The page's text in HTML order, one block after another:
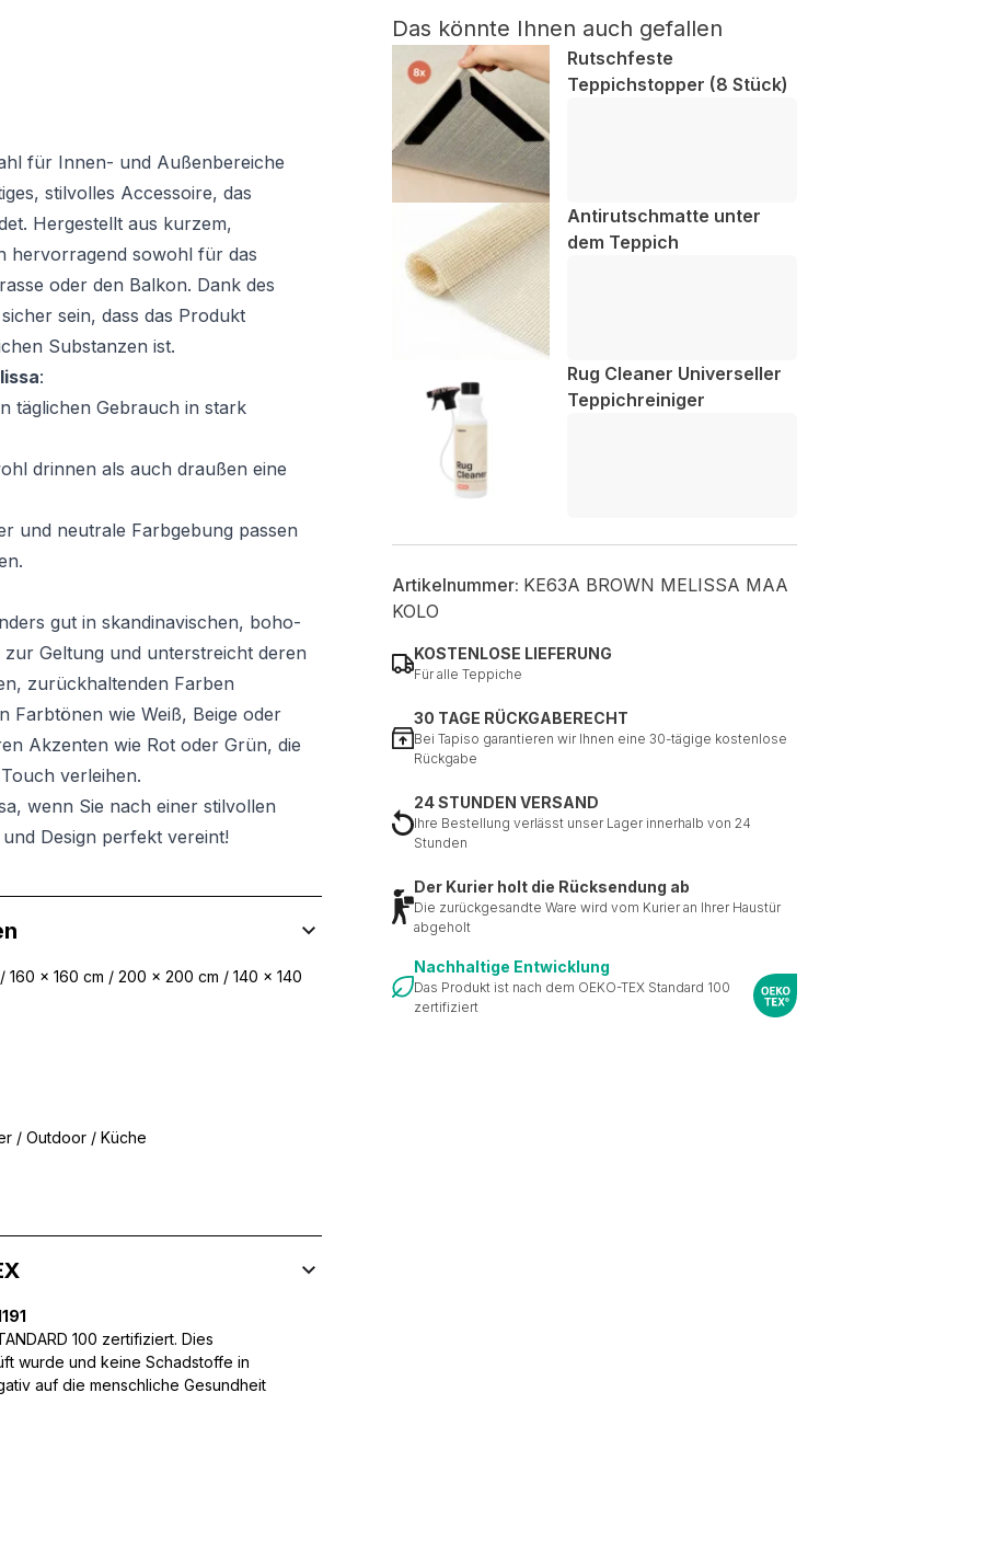
für Innen- und Außenbereiche
stilvolles Accessoire, das
Hergestellt aus kurzem,
hervorragend sowohl für das
oder den Balkon. Dank des
sein, dass das Produkt
Substanzen ist.
:
täglichen Gebrauch in stark
drinnen als auch draußen eine
und neutrale Farbgebung passen
gut in skandinavischen, boho-
Geltung und unterstreicht deren
zurückhaltenden Farben
Farbtönen wie Weiß, Beige oder
Akzenten wie Rot oder Grün, die
verleihen.
wenn Sie nach einer stilvollen
Design perfekt vereint!
Das könnte Ihnen auch gefallen
Rutschfeste
Teppichstopper (8 Stück)
Antirutschmatte unter
dem Teppich
Rug Cleaner Universeller
Teppichreiniger
Artikelnummer: KE63A BROWN MELISSA MAA
KOLO
KOSTENLOSE LIEFERUNG
Für alle Teppiche
30 TAGE RÜCKGABERECHT
Bei Tapiso garantieren wir Ihnen eine 30-tägige kostenlose
Rückgabe
24 STUNDEN VERSAND
Ihre Bestellung verlässt unser Lager innerhalb von 24
Stunden
Der Kurier holt die Rücksendung ab
Die zurückgesandte Ware wird vom Kurier an Ihrer Haustür
abgeholt
Nachhaltige Entwicklung
Das Produkt ist nach dem OEKO-TEX Standard 100
zertifiziert
160 x 160 cm / 200 x 200 cm / 140 x 140
/ Outdoor / Küche
100 zertifiziert. Dies
wurde und keine Schadstoffe in
auf die menschliche Gesundheit
zu analysieren. Außerdem geben wir Informationen über Ihre Verwendung unserer
soziale Medien, Werbung und Analysen weiter. Diese Partner können diese Informationen
die Sie ihnen bereitgestellt haben oder die sie im Rahmen Ihrer Nutzung der
um die grundlegenden Funktionen dieser Website zu ermöglichen, wie zum
sicheren Log-ins oder das Anpassen Ihrer Zustimmungseinstellungen. Diese Cookies
Daten.